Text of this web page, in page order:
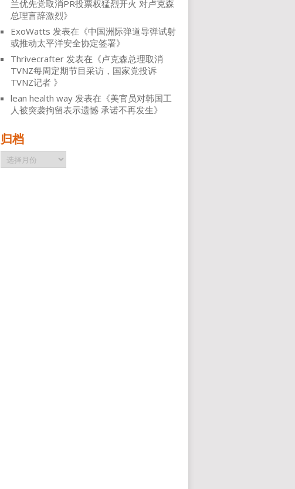
兰优先党取消PR投票权猛烈开火 对卢克森
总理言辞激烈》
ExoWatts 发表在《中国洲际弹道导弹试射
或推动太平洋安全协定签署》
Thrivecrafter 发表在《卢克森总理取消
TVNZ每周定期节目采访，国家党投诉
TVNZ记者 》
lean health way 发表在《美官员对韩国工
人被突袭拘留表示遗憾 承诺不再发生》
归档
归
档